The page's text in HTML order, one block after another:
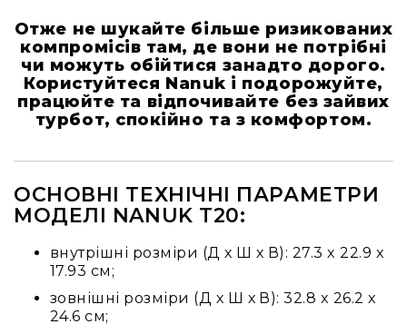
Рекордери
Портативні
Стаціонарні
Накамерні
Аксесуари
компоненти
Програвачі/
ресівери/
ЦАПи
Програвачі
вінілу
Ресивери
та
Отже не шукайте більше ризикованих
компромісів там, де вони не потрібні
чи можуть обійтися занадто дорого.
Користуйтеся Nanuk і подорожуйте,
працюйте та відпочивайте без зайвих
турбот, спокійно та з комфортом.
ОСНОВНІ ТЕХНІЧНІ ПАРАМЕТРИ
МОДЕЛІ NANUK T20:
внутрішні розміри (Д х Ш х В): 27.3 x 22.9 x
17.93 см;
зовнішні розміри (Д х Ш х В): 32.8 x 26.2 x
24.6 см;